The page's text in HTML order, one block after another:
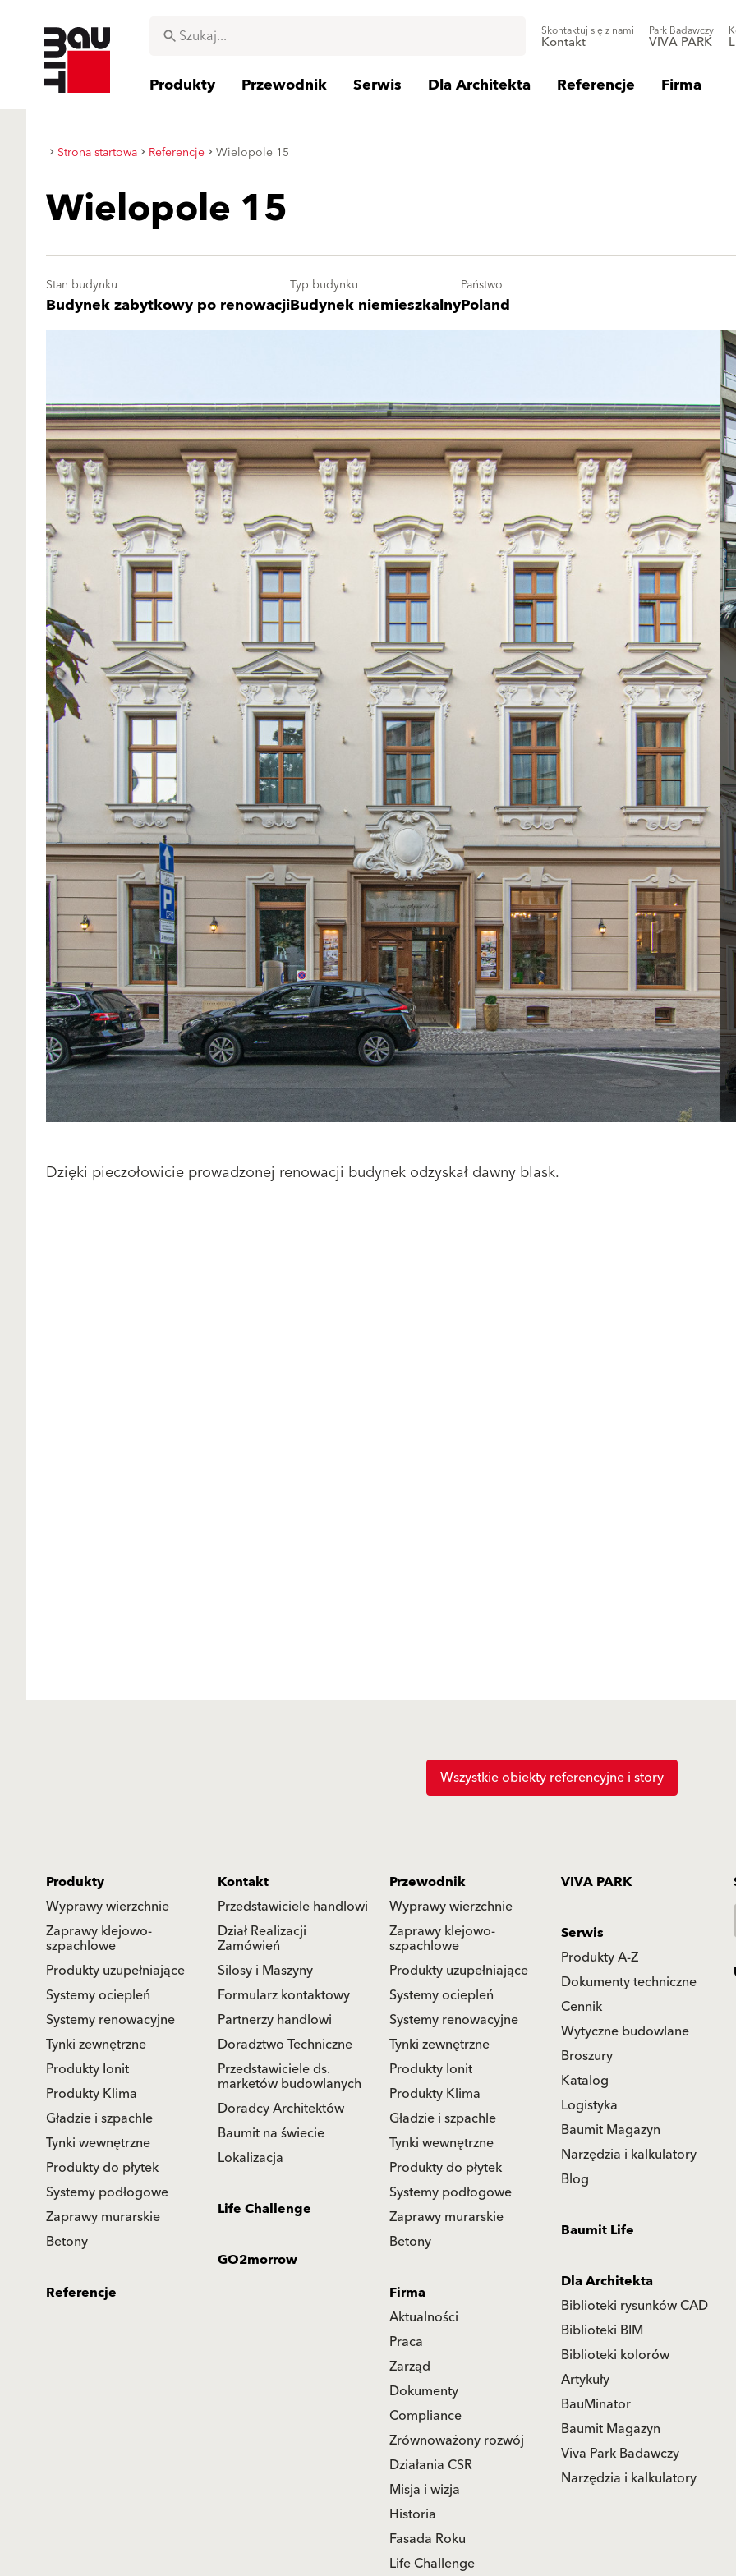
Skontaktuj się z nami
Kontakt
Park Badawczy
VIVA PARK
Produkty Przewodnik Serwis Dla Architekta Referencje Firma
Strona startowa Referencje Wielopole 15
Wielopole 15
Stan budynku
Budynek zabytkowy po renowacji
Typ budynku
Budynek niemieszkalny
Państwo
Poland
Dzięki pieczołowicie prowadzonej renowacji budynek odzyskał dawny blask.
Wszystkie obiekty referencyjne i story
Produkty
Wyprawy wierzchnie
Zaprawy klejowo-
szpachlowe
Produkty uzupełniające
Systemy ociepleń
Systemy renowacyjne
Tynki zewnętrzne
Produkty Ionit
Produkty Klima
Gładzie i szpachle
Tynki wewnętrzne
Produkty do płytek
Systemy podłogowe
Zaprawy murarskie
Betony
Kontakt
Przedstawiciele handlowi
Dział Realizacji
Zamówień
Silosy i Maszyny
Formularz kontaktowy
Partnerzy handlowi
Doradztwo Techniczne
Przedstawiciele ds.
marketów budowlanych
Doradcy Architektów
Baumit na świecie
Lokalizacja
Przewodnik
Wyprawy wierzchnie
Zaprawy klejowo-
szpachlowe
Produkty uzupełniające
Systemy ociepleń
Systemy renowacyjne
Tynki zewnętrzne
Produkty Ionit
Produkty Klima
Gładzie i szpachle
Tynki wewnętrzne
Produkty do płytek
Systemy podłogowe
Zaprawy murarskie
Betony
VIVA PARK
Serwis
Produkty A-Z
Dokumenty techniczne
Cennik
Wytyczne budowlane
Broszury
Katalog
Logistyka
Baumit Magazyn
Narzędzia i kalkulatory
Blog
Life Challenge
Baumit Life
GO2morrow
Dla Architekta
Biblioteki rysunków CAD
Biblioteki BIM
Biblioteki kolorów
Artykuły
BauMinator
Baumit Magazyn
Viva Park Badawczy
Narzędzia i kalkulatory
Referencje
Firma
Aktualności
Praca
Zarząd
Dokumenty
Compliance
Zrównoważony rozwój
Działania CSR
Misja i wizja
Historia
Fasada Roku
Life Challenge